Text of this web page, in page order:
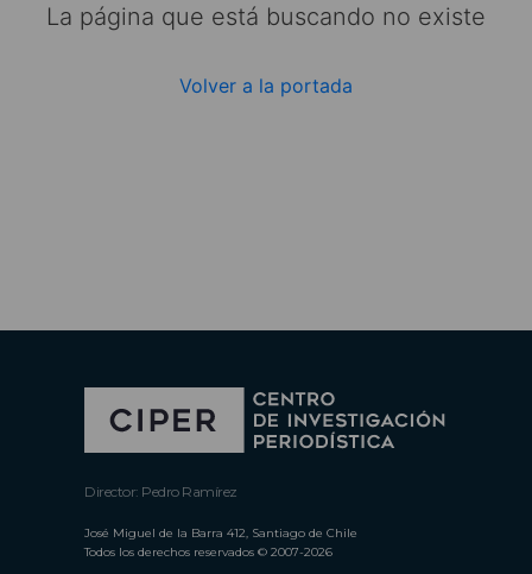
La página que está buscando no existe
Volver a la portada
Director: Pedro Ramírez
José Miguel de la Barra 412, Santiago de Chile
Todos los derechos reservados © 2007-2026